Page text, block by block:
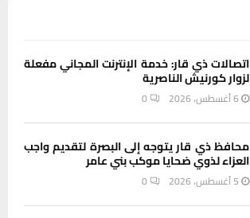
اتصالات ذي قار: خدمة الإنترنت المجاني مفعلة
لزوار كورنيش الناصرية
6 أغسطس، 2026 0
محافظ ذي قار يتوجه إلى البصرة لتقديم واجب
العزاء لذوي ضحايا موكب بني عامر
5 أغسطس، 2026 0